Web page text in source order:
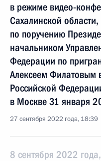
в режиме видео-
Сахалинской
по поручению
начальником
Федерации по
Алексеем Филатовым
Российской
в Москве 31 января
27 сентября 2022 года, 18:39
8 сентября 2022